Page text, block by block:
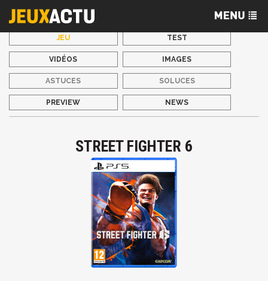
JEU TEST
VIDÉOS IMAGES
ASTUCES SOLUCES
PREVIEW NEWS
STREET FIGHTER 6